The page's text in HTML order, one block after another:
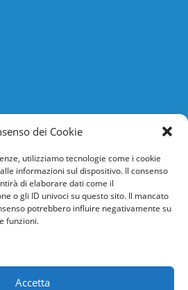
dei Cookie
utilizziamo tecnologie come i cookie
informazioni sul dispositivo. Il consenso
di elaborare dati come il
o gli ID univoci su questo sito. Il mancato
potrebbero influire negativamente su
funzioni.
Accetta